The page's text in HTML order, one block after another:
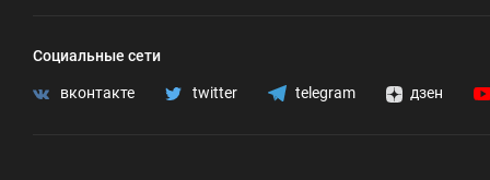
Социальные сети
вконтакте twitter telegram дзен